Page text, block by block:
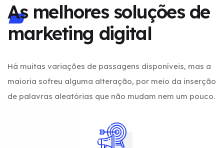
As melhores soluções de
marketing digital
Há muitas variações de passagens disponíveis, mas a
maioria sofreu alguma alteração, por meio da inserção
de palavras aleatórias que não mudam nem um pouco.